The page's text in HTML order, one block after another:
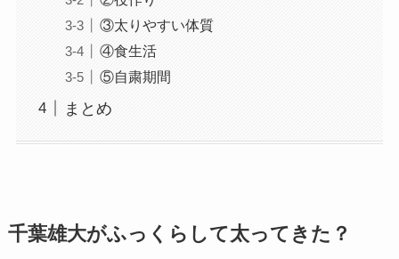
③太りやすい体質
④食生活
⑤自粛期間
まとめ
千葉雄大がふっくらして太ってきた？